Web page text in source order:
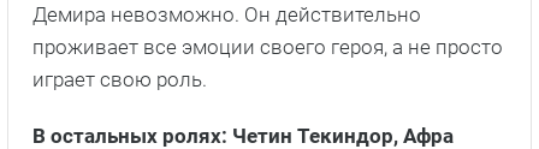
Демира невозможно. Он действительно
проживает все эмоции своего героя, а не просто
играет свою роль.
В остальных ролях: Четин Текиндор, Афра